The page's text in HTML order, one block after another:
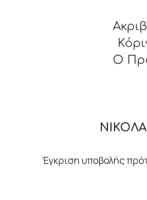
O
Έγκριση υποβολής